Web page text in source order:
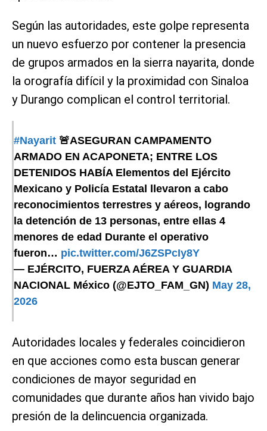
Según las autoridades, este golpe representa
un nuevo esfuerzo por contener la presencia
de grupos armados en la sierra nayarita, donde
la orografía difícil y la proximidad con Sinaloa
y Durango complican el control territorial.
#Nayarit 🚨ASEGURAN CAMPAMENTO
ARMADO EN ACAPONETA; ENTRE LOS
DETENIDOS HABÍA Elementos del Ejército
Mexicano y Policía Estatal llevaron a cabo
reconocimientos terrestres y aéreos, logrando
la detención de 13 personas, entre ellas 4
menores de edad Durante el operativo
fueron… pic.twitter.com/J6ZSPcIy8Y
— EJÉRCITO, FUERZA AÉREA Y GUARDIA
NACIONAL México (@EJTO_FAM_GN) May 28,
2026
Autoridades locales y federales coincidieron
en que acciones como esta buscan generar
condiciones de mayor seguridad en
comunidades que durante años han vivido bajo
presión de la delincuencia organizada.